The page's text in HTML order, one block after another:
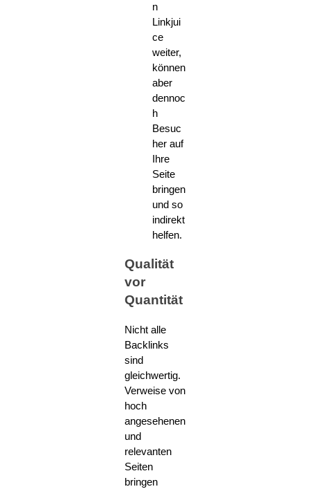
n
Linkjui
ce
weiter,
können
aber
dennoc
h
Besuc
her auf
Ihre
Seite
bringen
und so
indirekt
helfen.
Qualität
vor
Quantität
Nicht alle
Backlinks
sind
gleichwertig.
Verweise von
hoch
angesehenen
und
relevanten
Seiten
bringen